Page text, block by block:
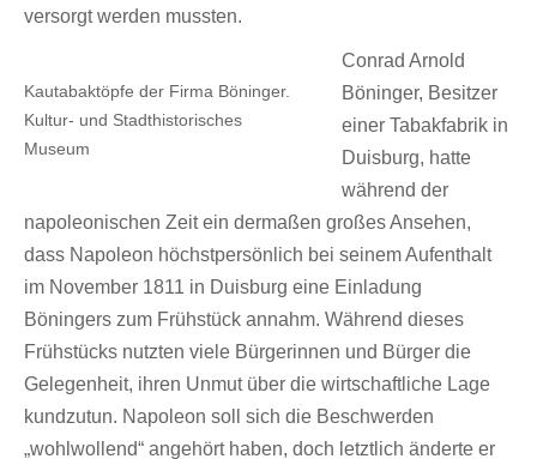
versorgt werden mussten.
Kautabaktöpfe der Firma Böninger.
Kultur- und Stadthistorisches
Museum
Conrad Arnold
Böninger, Besitzer
einer Tabakfabrik in
Duisburg, hatte
während der
napoleonischen Zeit ein dermaßen großes Ansehen,
dass Napoleon höchstpersönlich bei seinem Aufenthalt
im November 1811 in Duisburg eine Einladung
Böningers zum Frühstück annahm. Während dieses
Frühstücks nutzten viele Bürgerinnen und Bürger die
Gelegenheit, ihren Unmut über die wirtschaftliche Lage
kundzutun. Napoleon soll sich die Beschwerden
„wohlwollend“ angehört haben, doch letztlich änderte er